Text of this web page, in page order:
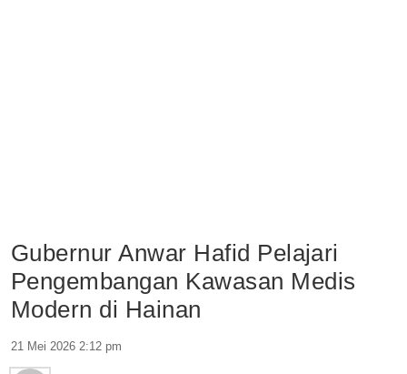
Gubernur Anwar Hafid Pelajari
Pengembangan Kawasan Medis
Modern di Hainan
21 Mei 2026 2:12 pm